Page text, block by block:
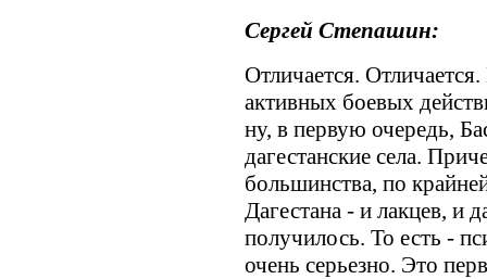
Сергей Степашин:
Отличается.
активных боевых
ну, в первую очередь,
дагестанские села.
большинства, по
Дагестана - и лакцев, и
получилось. То есть -
очень серьезно. Это